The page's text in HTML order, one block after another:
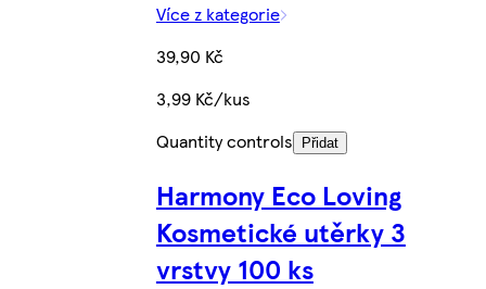
Více z kategorie
39,90 Kč
3,99 Kč/kus
Quantity controls
Přidat
Harmony Eco Loving
Kosmetické utěrky 3
vrstvy 100 ks